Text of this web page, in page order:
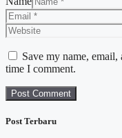
Save my name,
time I comment.
Post Terbaru